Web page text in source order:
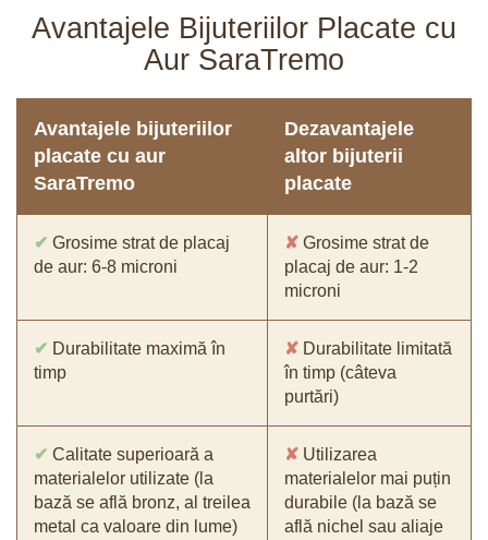
Avantajele Bijuteriilor Placate cu
Aur SaraTremo
Avantajele bijuteriilor
placate cu aur
SaraTremo
Dezavantajele
altor bijuterii
placate
✔ Grosime strat de placaj
de aur: 6-8 microni
✘ Grosime strat de
placaj de aur: 1-2
microni
✔ Durabilitate maximă în
timp
✘ Durabilitate limitată
în timp (câteva
purtări)
✔ Calitate superioară a
materialelor utilizate (la
bază se află bronz, al treilea
metal ca valoare din lume)
✘ Utilizarea
materialelor mai puțin
durabile (la bază se
află nichel sau aliaje